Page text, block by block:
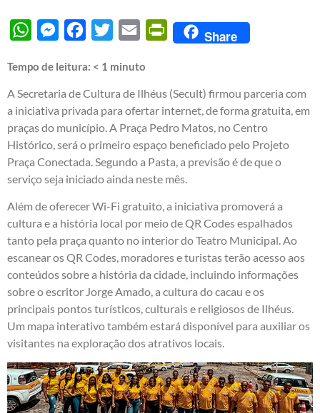
WhatsAppMessengerFacebook
Twitter Email PrintFriendly
Share
Tempo de leitura: < 1 minuto
A Secretaria de Cultura de Ilhéus (Secult) firmou parceria com
a iniciativa privada para ofertar internet, de forma gratuita, em
praças do município. A Praça Pedro Matos, no Centro
Histórico, será o primeiro espaço beneficiado pelo Projeto
Praça Conectada. Segundo a Pasta, a previsão é de que o
serviço seja iniciado ainda neste mês.
Além de oferecer Wi-Fi gratuito, a iniciativa promoverá a
cultura e a história local por meio de QR Codes espalhados
tanto pela praça quanto no interior do Teatro Municipal. Ao
escanear os QR Codes, moradores e turistas terão acesso aos
conteúdos sobre a história da cidade, incluindo informações
sobre o escritor Jorge Amado, a cultura do cacau e os
principais pontos turísticos, culturais e religiosos de Ilhéus.
Um mapa interativo também estará disponível para auxiliar os
visitantes na exploração dos atrativos locais.